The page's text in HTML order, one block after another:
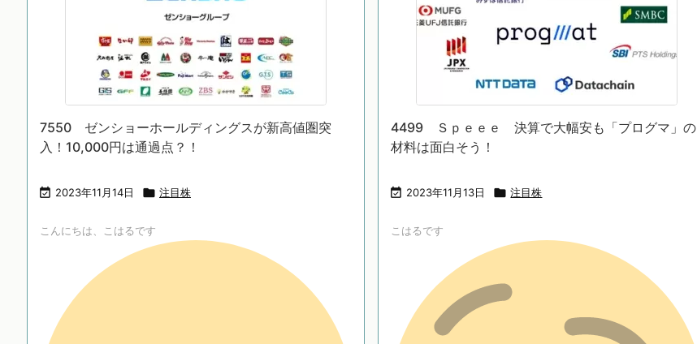
7550 ゼンショーホールディングスが新高値圏突
入！10,000円は通過点？！
 2023年11月14日  注目株
こんにちは、こはるです
4499 Ｓｐｅｅｅ 決算で大幅安も「プログマ」の
材料は面白そう！
 2023年11月13日  注目株
こはるです